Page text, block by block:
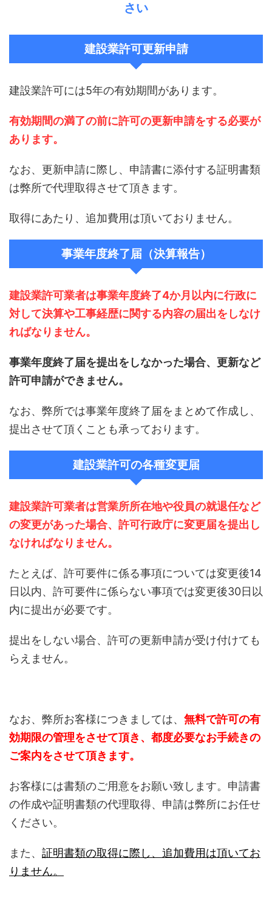
さい
建設業許可更新申請
建設業許可には5年の有効期間があります。
有効期間の満了の前に許可の更新申請をする必要が
あります。
なお、更新申請に際し、申請書に添付する証明書類
は弊所で代理取得させて頂きます。
取得にあたり、追加費用は頂いておりません。
事業年度終了届（決算報告）
建設業許可業者は事業年度終了4か月以内に行政に
対して決算や工事経歴に関する内容の届出をしなけ
ればなりません。
事業年度終了届を提出をしなかった場合、更新など
許可申請ができません。
なお、弊所では事業年度終了届をまとめて作成し、
提出させて頂くことも承っております。
建設業許可の各種変更届
建設業許可業者は営業所所在地や役員の就退任など
の変更があった場合、許可行政庁に変更届を提出し
なければなりません。
たとえば、許可要件に係る事項については変更後14
日以内、許可要件に係らない事項では変更後30日以
内に提出が必要です。
提出をしない場合、許可の更新申請が受け付けても
らえません。
なお、弊所お客様につきましては、 無料で許可の有
効期限の管理をさせて頂き、都度必要なお手続きの
ご案内をさせて頂きます。
お客様には書類のご用意をお願い致します。申請書
の作成や証明書類の代理取得、申請は弊所にお任せ
ください。
また、 証明書類の取得に際し、追加費用は頂いてお
りません。